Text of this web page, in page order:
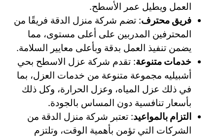
العمل ويطيل عمر الأسطح.
فريق محترف: تضم شركة منزل الدقة فريقًا من
المحترفين المدربين على أعلى مستوى، مما
يضمن تنفيذ العمل بدقة وبأعلى معايير السلامة.
خدمات متنوعة: تقدم شركة عزل الاسطح بحي
أشبيليه مجموعة متنوعة من خدمات العزل، بما
في ذلك عزل المياه، وعزل الحرارة، وكل ذلك
بأسعار تنافسية دون المساس بالجودة.
التزام بالمواعيد: تعتبر شركة منزل الدقة من
الشركات التي تؤمن بأهمية الوقت، وتلتزم